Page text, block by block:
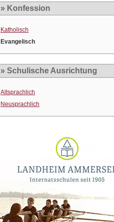
» Konfession
Katholisch
Evangelisch
» Schulische Ausrichtung
Altsprachlich
Neusprachlich